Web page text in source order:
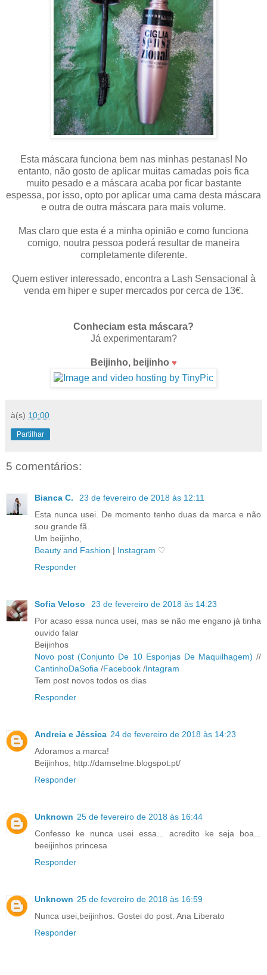
Esta máscara funciona bem nas minhas pestanas! No
entanto, não gosto de aplicar muitas camadas pois fica
muito pesado e a máscara acaba por ficar bastante
espessa, por isso, opto por aplicar uma cama desta máscara
e outra de outra máscara para mais volume.
Mas claro que esta é a minha opinião e como funciona
comigo, noutra pessoa poderá resultar de maneira
completamente diferente.
Quem estiver interessado, encontra a Lash Sensacional à
venda em hiper e super mercados por cerca de 13€.
Conheciam esta máscara?
Já experimentaram?
Beijinho, beijinho ♥
à(s) 10:00
Partilhar
5 comentários:
Bianca C.
23 de fevereiro de 2018 às 12:11
Esta nunca usei. De momento tenho duas da marca e não
sou grande fã.
Um beijinho,
Beauty and Fashion | Instagram ♡
Responder
Sofia Veloso
23 de fevereiro de 2018 às 14:23
Por acaso essa nunca usei, mas se não me engano já tinha
ouvido falar
Beijinhos
Novo post (Conjunto De 10 Esponjas De Maquilhagem) //
CantinhoDaSofia /Facebook /Intagram
Tem post novos todos os dias
Responder
Andreia e Jéssica 24 de fevereiro de 2018 às 14:23
Adoramos a marca!
Beijinhos, http://damselme.blogspot.pt/
Responder
Unknown 25 de fevereiro de 2018 às 16:44
Confesso ke nunca usei essa... acredito ke seja boa...
beeijinhos princesa
Responder
Unknown 25 de fevereiro de 2018 às 16:59
Nunca usei,beijinhos. Gostei do post. Ana Liberato
Responder